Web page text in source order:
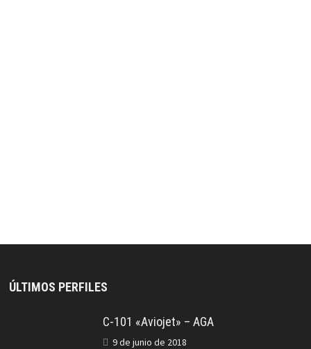
ÚLTIMOS PERFILES
C-101 «Aviojet» – AGA
9 de junio de 2018